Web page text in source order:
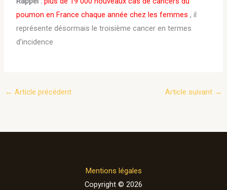
poumon en France chaque année chez les femmes , il
représente désormais le troisième cancer en termes
d’incidence
← Article précédent Article suivant →
Mentions légales
Copyright © 2026